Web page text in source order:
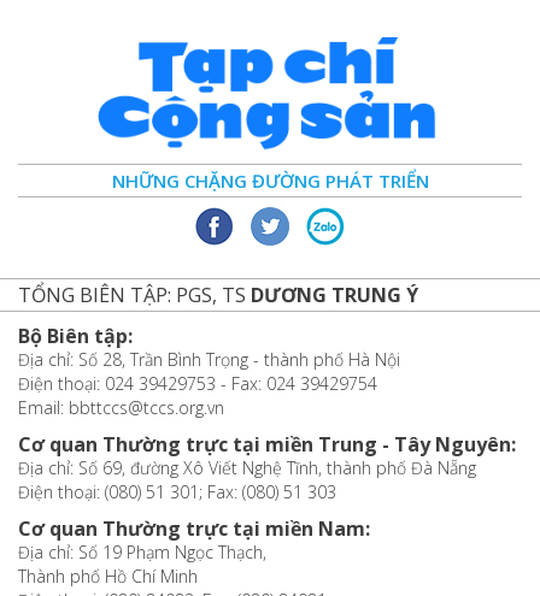
NHỮNG CHẶNG ĐƯỜNG PHÁT TRIỂN
TỔNG BIÊN TẬP: PGS, TS DƯƠNG TRUNG Ý
Bộ Biên tập:
Địa chỉ: Số 28, Trần Bình Trọng - thành phố Hà Nội
Điện thoại: 024 39429753 - Fax: 024 39429754
Email: bbttccs@tccs.org.vn
Cơ quan Thường trực tại miền Trung - Tây Nguyên:
Địa chỉ: Số 69, đường Xô Viết Nghệ Tĩnh, thành phố Đà Nẵng
Điện thoại: (080) 51 301; Fax: (080) 51 303
Cơ quan Thường trực tại miền Nam:
Địa chỉ: Số 19 Phạm Ngọc Thạch,
Thành phố Hồ Chí Minh